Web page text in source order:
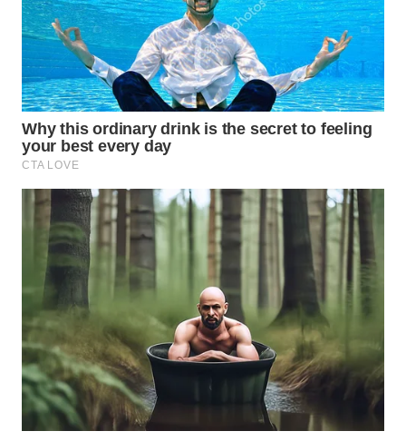
WN
SAMOSIR
WN
PADANG
LAWAS
WN
SUMEDANG
WN
CIANJUR
KEPULAUAN
SERIBU
WN
TANGERANG